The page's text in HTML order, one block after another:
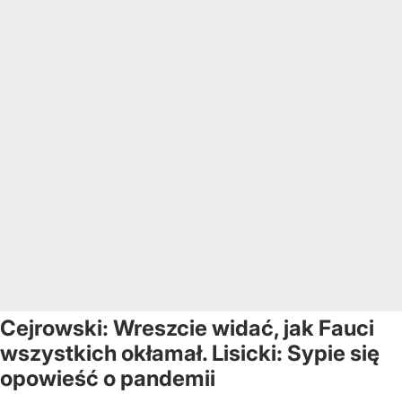
Cejrowski: Wreszcie widać, jak Fauci
wszystkich okłamał. Lisicki: Sypie się
opowieść o pandemii